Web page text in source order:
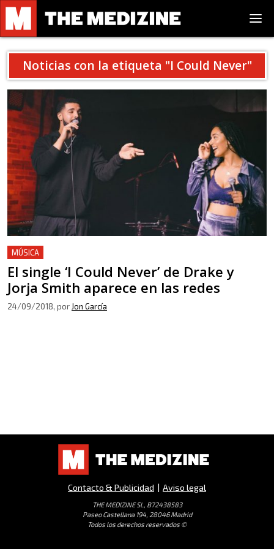
Noticias con la etiqueta "I Could Never"
MÚSICA
El single ‘I Could Never’ de Drake y
Jorja Smith aparece en las redes
24/09/2018, por Jon García
Contacto & Publicidad | Aviso legal
THE MEDIZINE SL, B72438583
Paseo Castellana 194, 28046 Madrid
Todos los derechos reservados ©